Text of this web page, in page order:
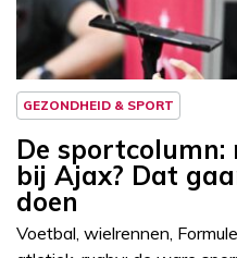
GEZONDHEID & SPORT
De
bij Ajax? Dat
doen
Voetbal, wielrennen,